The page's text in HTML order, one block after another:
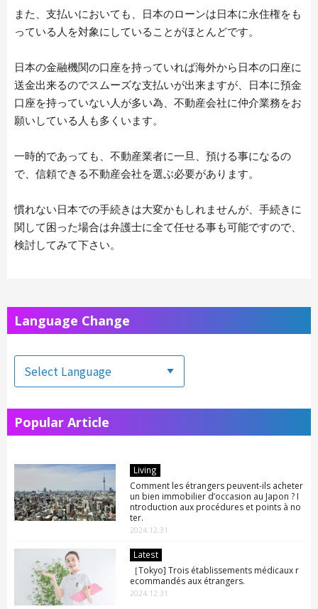
また、支払いにおいても、日本のローンは日本に永住権をも
っている人を対象にしていることがほとんどです。
日本の金融機関の口座を持っていれば海外から日本の口座に
送金出来るのでスムーズな支払いが出来ますが、日本に預金
口座を持っていない人が多い為、不動産会社に仲介業務をお
願いしている人も多くいます。
一時的であっても、不動産業者に一旦、預ける事になるの
で、信頼できる不動産会社を選ぶ必要があります。
慣れない日本での手続きは大変かもしれませんが、手続きに
関して困った場合は弁護士に全て任せる事も可能ですので、
検討してみて下さい。
Language Change
Popular Article
Living
Comment les étrangers peuvent-ils acheter
un bien immobilier d’occasion au Japon ? I
ntroduction aux procédures et points à no
ter.
2024.12.31
Latest
［Tokyo] Trois établissements médicaux r
ecommandés aux étrangers.
2024.12.31